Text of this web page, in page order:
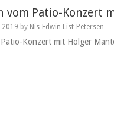
vom Patio-Konzert
2019 by Nis-Edwin List-Petersen
Konzert mit Holger